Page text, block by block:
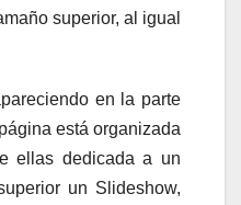
superior, al igual
en la parte
está organizada
ellas dedicada a un
un Slideshow,